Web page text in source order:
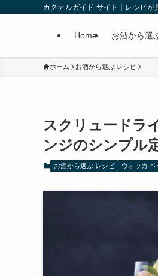
カクテルガイド サイト｜レシピが
Home お酒から選
ホーム お酒から選ぶ レシピ
スクリュードラ
ンジのシンプル
お酒から選ぶ レシピ ウォッカ ベ